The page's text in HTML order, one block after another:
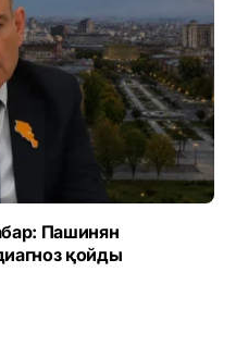
Пашинян
қойды